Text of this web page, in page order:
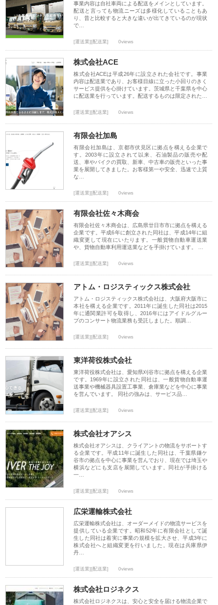
事業内容は自社車両による配送をメインとしています。
配送と言っても物流ニーズは多様化していることもあ
り、昔と比較すると大きな違いが出てきているのが現状
で…
[運送業][配送業] 0views
株式会社ACE
株式会社ACEは平成26年に設立された会社です。事業
内容は配送業であり、お客様目線に立った小回りのきく
サービス提供を心掛けています。茨城県と千葉県を中心
に配送業を行っています。配送するものは限定された…
[運送業][配送業] 0views
有限会社加島
有限会社加島は、京都市伏見区に拠点を構える企業で
す。2003年に設立されて以来、石油製品の販売や配
送、車やバイクの買取、新車、中古車の販売といった事
業を展開してきました。お客様第一や安全、迅速で上質
な…
[運送業][配送業] 0views
有限会社佐々木商会
有限会社佐々木商会は、広島県廿日市市に拠点を構える
企業です。平成6年に創立された同社は、平成14年に組
織変更して現在にいたります。一般貨物自動車運送業
や、貨物自動車利用運送業などを手掛けています。 …
[運送業][配送業] 0views
アトム・ロジスティックス株式会社
アトム・ロジスティックス株式会社は、大阪府大阪市に
本社を構える企業です。2011年に誕生した同社は2015
年に通関業許可を取得し、2016年にはアイドルグルー
プのコンサート物流業務も受託しました。順調…
[運送業][配送業] 0views
東洋荷役株式会社
東洋荷役株式会社は、愛知県刈谷市に拠点を構える企業
です。1969年に設立された同社は、一般貨物自動車運
送事業や機械器具設置工事業、倉庫業などを中心に事業
を営んでいます。 同社の強みは、サービス品…
[運送業][配送業] 0views
株式会社オアシス
株式会社オアシスは、クライアントの物流をサポートす
る企業です。平成11年に誕生した同社は、千葉県鎌ケ
谷市の拠点を中心に事業を営んでおり、現在では埼玉や
横浜などにも支店を展開しています。同社が手掛ける
一…
[運送業][配送業] 0views
広栄運輸株式会社
広栄運輸株式会社は、オーダーメイドの物流サービスを
提供している企業です。昭和52年に有限会社として誕
生した同社は着実に事業の規模を拡大させ、平成3年に
株式会社へと組織変更を行いました。現在は兵庫県伊
丹…
[運送業][配送業] 0views
株式会社ロジネクス
株式会社ロジネクスは、安心と安全を届ける物流企業で